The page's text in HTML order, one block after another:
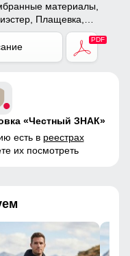
материалы,
Плащевка,
«Честный ЗНАК»
есть в реестрах
их посмотреть